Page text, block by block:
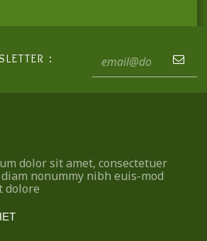
:
dolor sit amet, consectetuer
nonummy nibh euis-mod
dolore